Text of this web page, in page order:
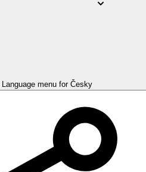
Language menu forČesky